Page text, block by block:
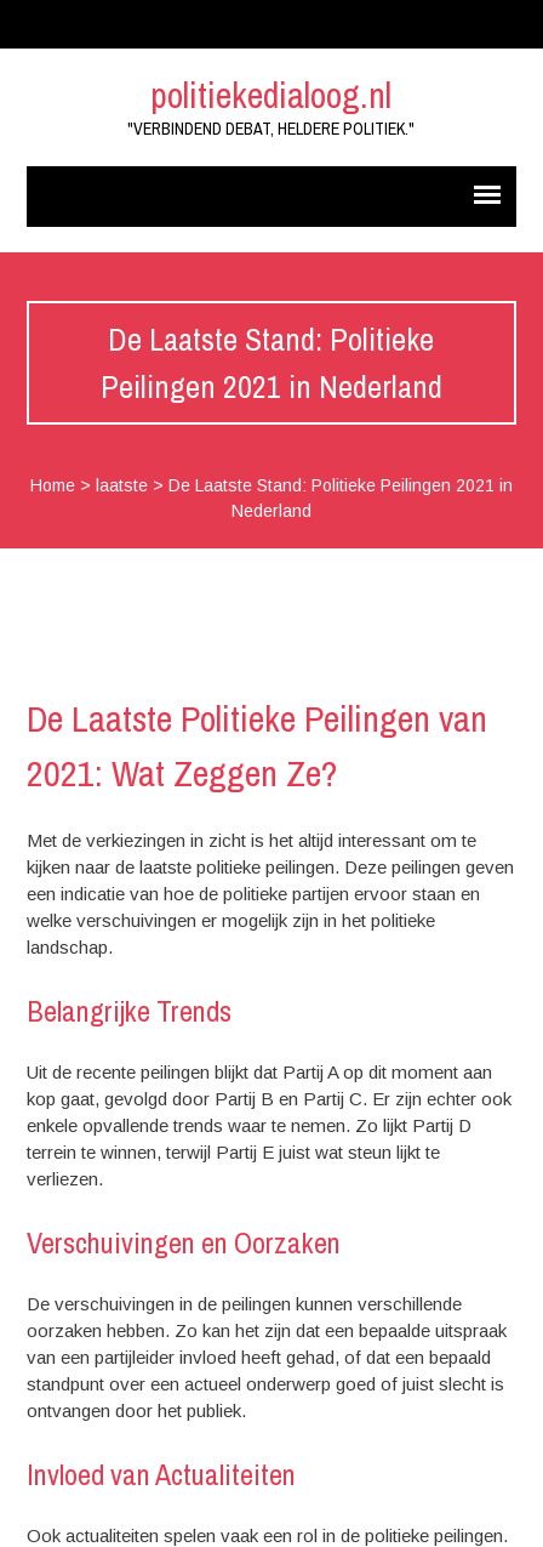
politiekedialoog.nl
"VERBINDEND DEBAT, HELDERE POLITIEK."
De Laatste Stand: Politieke
Peilingen 2021 in Nederland
Home> laatste> De Laatste Stand: Politieke Peilingen 2021 in
Nederland
De Laatste Politieke Peilingen van
2021: Wat Zeggen Ze?
Met de verkiezingen in zicht is het altijd interessant om te
kijken naar de laatste politieke peilingen. Deze peilingen geven
een indicatie van hoe de politieke partijen ervoor staan en
welke verschuivingen er mogelijk zijn in het politieke
landschap.
Belangrijke Trends
Uit de recente peilingen blijkt dat Partij A op dit moment aan
kop gaat, gevolgd door Partij B en Partij C. Er zijn echter ook
enkele opvallende trends waar te nemen. Zo lijkt Partij D
terrein te winnen, terwijl Partij E juist wat steun lijkt te
verliezen.
Verschuivingen en Oorzaken
De verschuivingen in de peilingen kunnen verschillende
oorzaken hebben. Zo kan het zijn dat een bepaalde uitspraak
van een partijleider invloed heeft gehad, of dat een bepaald
standpunt over een actueel onderwerp goed of juist slecht is
ontvangen door het publiek.
Invloed van Actualiteiten
Ook actualiteiten spelen vaak een rol in de politieke peilingen.